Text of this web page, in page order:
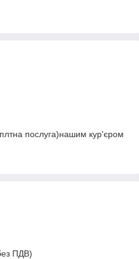
послуга)нашим кур'єром
ПДВ)